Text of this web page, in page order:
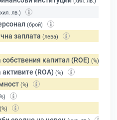
лв.)
(брой)
заплата (лева)
капитал (ROE) (%)
(ROA) (%)
(%)
(%)